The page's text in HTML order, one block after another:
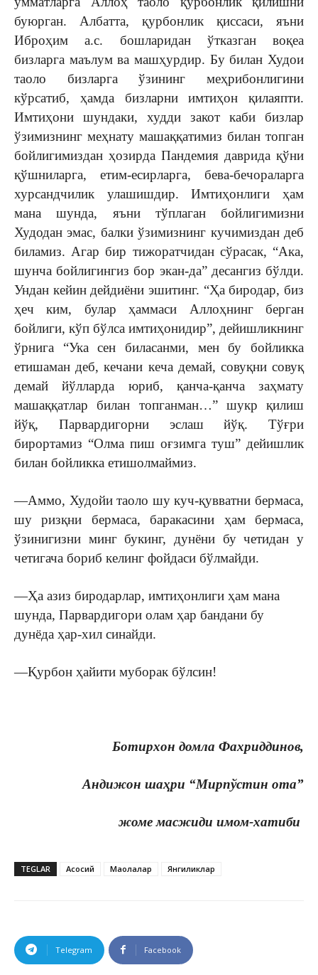
буюрган. Албатта, қурбонлик қиссаси, яъни
Иброҳим а.с. бошларидан ўтказган воқеа
бизларга маълум ва машҳурдир. Бу билан Худои
таоло бизларга ўзининг меҳрибонлигини
кўрсатиб, ҳамда бизларни имтиҳон қилаяпти.
Имтиҳони шундаки, худди закот каби бизлар
ўзимизнинг меҳнату машаққатимиз билан топган
бойлигимиздан ҳозирда Пандемия даврида қўни
қўшниларга, етим-есирларга, бева-бечораларга
хурсандчилик улашишдир. Имтиҳонлиги ҳам
мана шунда, яъни тўплаган бойлигимизни
Худодан эмас, балки ўзимизнинг кучимиздан деб
биламиз. Агар бир тижоратчидан сўрасак, “Ака,
шунча бойлигингиз бор экан-да” десангиз бўлди.
Ундан кейин дейдиёни эшитинг. “Ҳа биродар, биз
ҳеч ким, булар ҳаммаси Аллоҳнинг берган
бойлиги, кўп бўлса имтиҳонидир”, дейишликнинг
ўрнига “Ука сен биласанми, мен бу бойликка
етишаман деб, кечани кеча демай, совуқни совуқ
демай йўлларда юриб, қанча-қанча заҳмату
машаққатлар билан топганман…” шукр қилиш
йўқ, Парвардигорни эслаш йўқ. Тўғри
бирортамиз “Олма пиш оғзимга туш” дейишлик
билан бойликка етишолмаймиз.
—Аммо, Худойи таоло шу куч-қувватни бермаса,
шу ризқни бермаса, баракасини ҳам бермаса,
ўзинигизни минг букинг, дунёни бу четидан у
четигача бориб келинг фойдаси бўлмайди.
—Ҳа азиз биродарлар, имтиҳонлиги ҳам мана
шунда, Парвардигори олам ҳар бандани бу
дунёда ҳар-хил синайди.
—Қурбон ҳайити муборак бўлсин!
Ботирхон домла Фахриддинов,
Андижон шаҳри “Мирпўстин ота”
жомемасжиди имом-хатиби
TEGLAR Асосий Мақолалар Янгиликлар
Telegram Facebook